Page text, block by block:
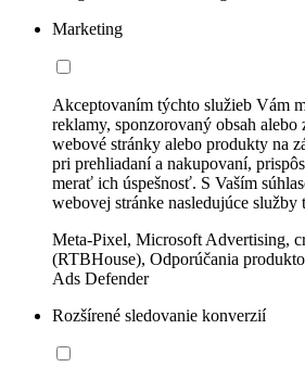
Marketing
Akceptovaním týchto služieb Vám
reklamy, sponzorovaný obsah alebo
webové stránky alebo produkty na
pri prehliadaní a nakupovaní,
merať ich úspešnosť. S Vaším
webovej stránke nasledujúce služby
Meta-Pixel, Microsoft Advertising,
(RTBHouse), Odporúčania
Ads Defender
Rozšírené sledovanie konverzií